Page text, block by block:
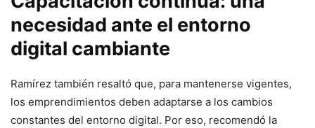
necesidad ante el entorno
digital cambiante
Ramírez también resaltó que, para mantenerse vigentes,
los emprendimientos deben adaptarse a los cambios
constantes del entorno digital. Por eso, recomendó la